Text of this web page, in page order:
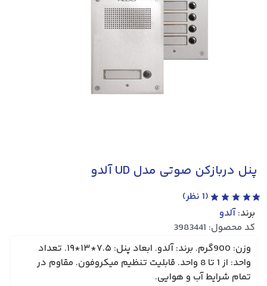
پنل دربازکن صوتی مدل UD آلدو
(
1 نظر)
برند:آلدو
کد محصول: 3983441
وزن: 900گرم. برند: آلدو. ابعاد پنل: ۷.۵*۱۳*۱۹. تعداد
واحد: از 1 تا 8 واحد. قابلیت تنظیم میکروفون. مقاوم در
تمام شرایط آب و هوایی.